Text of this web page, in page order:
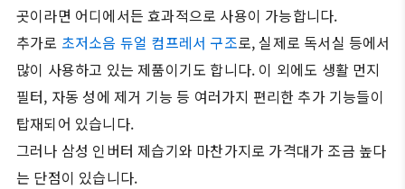
곳이라면 어디에서든 효과적으로 사용이 가능합니다.
추가로 초저소음 듀얼 컴프레서 구조로, 실제로 독서실 등에서
많이 사용하고 있는 제품이기도 합니다. 이 외에도 생활 먼지
필터, 자동 성에 제거 기능 등 여러가지 편리한 추가 기능들이
탑재되어 있습니다.
그러나 삼성 인버터 제습기와 마찬가지로 가격대가 조금 높다
는 단점이 있습니다.